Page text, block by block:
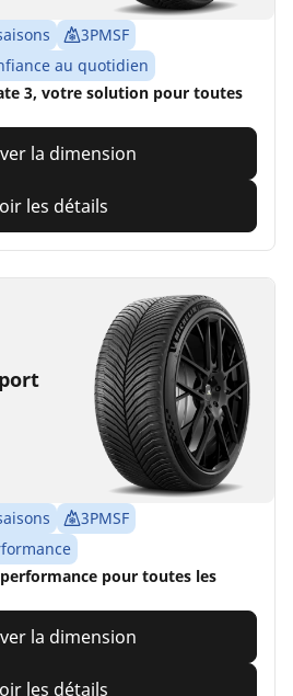
3PMSF
au quotidien
3, votre solution pour toutes
la dimension
les détails
3PMSF
pour toutes les
la dimension
les détails